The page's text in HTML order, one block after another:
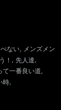
ない, メンズメン
！ , 先人達,
て一番良い道,
時,